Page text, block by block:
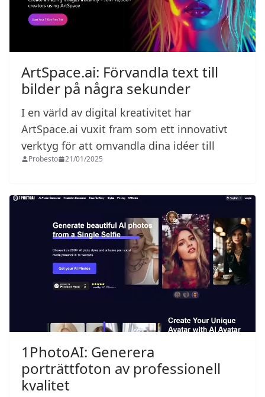
ArtSpace.ai: Förvandla text till
bilder på några sekunder
I en värld av digital kreativitet har
ArtSpace.ai vuxit fram som ett innovativt
verktyg för att omvandla dina idéer till
Probesto 21/01/2025
1PhotoAI: Generera
porträttfoton av professionell
kvalitet